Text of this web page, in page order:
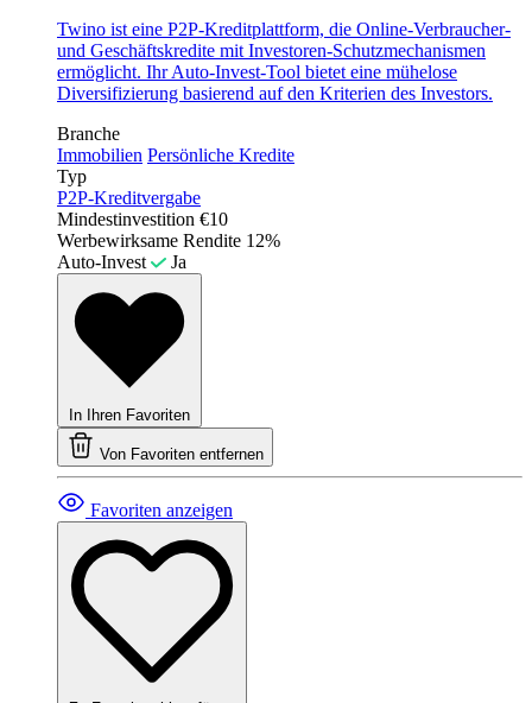
Twino ist eine P2P-Kreditplattform, die Online-Verbraucher-
und Geschäftskredite mit Investoren-Schutzmechanismen
ermöglicht. Ihr Auto-Invest-Tool bietet eine mühelose
Diversifizierung basierend auf den Kriterien des Investors.
Branche
Immobilien Persönliche Kredite
Typ
P2P-Kreditvergabe
Mindestinvestition €10
Werbewirksame Rendite 12%
Auto-Invest
Ja
In Ihren Favoriten
Von Favoriten entfernen
Favoriten anzeigen